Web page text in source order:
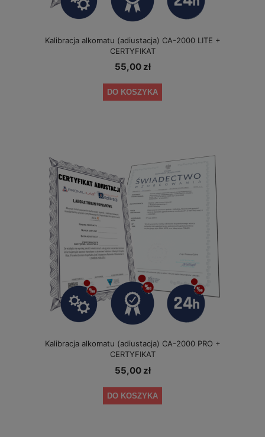
Kalibracja alkomatu (adiustacja) CA-2000 LITE +
CERTYFIKAT
55,00 zł
DO KOSZYKA
Kalibracja alkomatu (adiustacja) CA-2000 PRO +
CERTYFIKAT
55,00 zł
DO KOSZYKA